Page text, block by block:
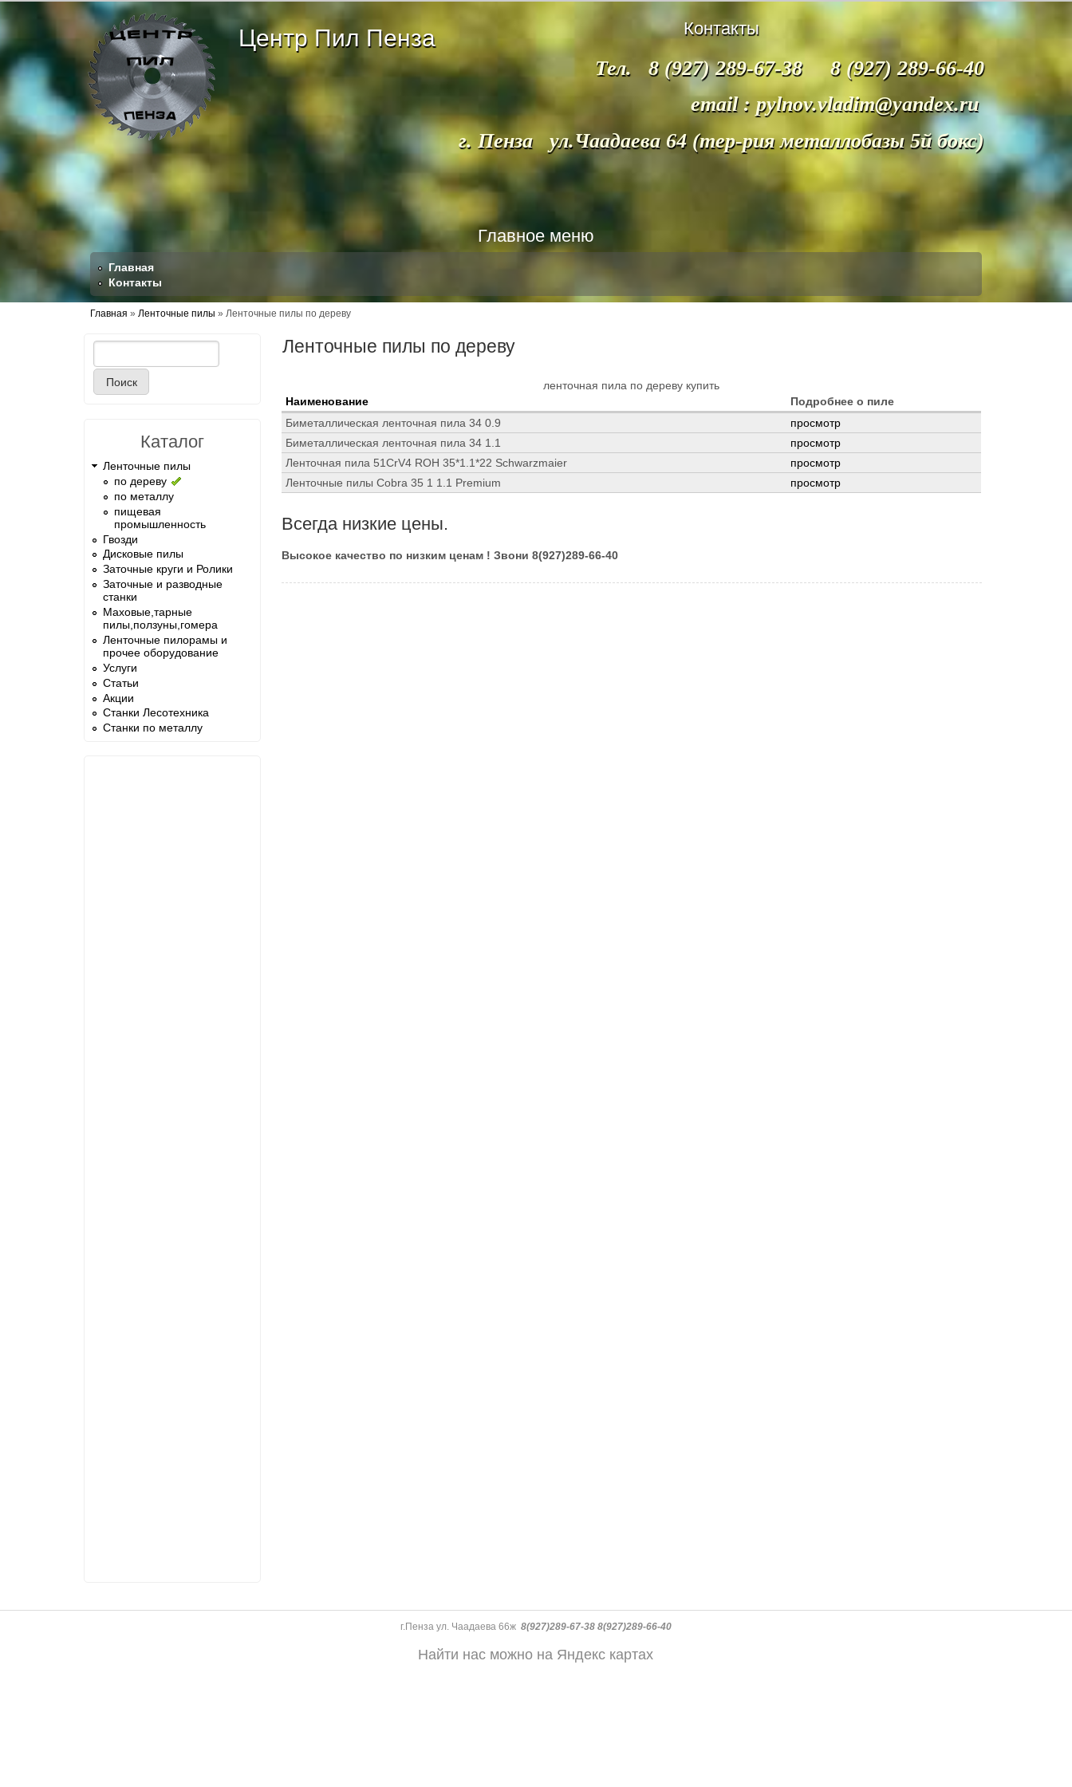
Перейти к основному содержанию
Контакты
Тел. 8 (927) 289-67-38 8 (927) 289-66-40
email : pylnov.vladim@yandex.ru
г. Пенза ул.Чаадаева 64 (тер-рия металлобазы 5й бокс)
Центр Пил Пенза
Главное меню
Главная
Контакты
Вы здесь
Главная »Ленточные пилы »Ленточные пилы по дереву
Форма поиска
Каталог
Ленточные пилы
по дереву
по металлу
пищевая
промышленность
Гвозди
Дисковые пилы
Заточные круги и Ролики
Заточные и разводные
станки
Маховые,тарные
пилы,ползуны,гомера
Ленточные пилорамы и
прочее оборудование
Услуги
Статьи
Акции
Станки Лесотехника
Станки по металлу
Ленточные пилы по дереву
ленточная пила по дереву купить
Наименование
Подробнее о пиле
Биметаллическая ленточная пила 34 0.9
просмотр
Биметаллическая ленточная пила 34 1.1
просмотр
Ленточная пила 51CrV4 ROH 35*1.1*22 Schwarzmaier
просмотр
Ленточные пилы Cobra 35 1 1.1 Premium
просмотр
Всегда низкие цены.
Высокое качество по низким ценам ! Звони 8(927)289-66-40
г.Пенза ул. Чаадаева 66ж 8(927)289-67-38 8(927)289-66-40
Найти нас можно на Яндекс картах